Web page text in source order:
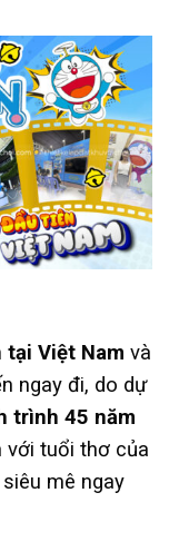
tại Việt Nam và
ngay đi, do dự
trình 45 năm
với tuổi thơ của
siêu mê ngay